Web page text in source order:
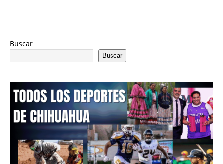
Buscar
Buscar